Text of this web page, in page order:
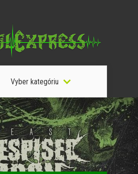
Vyber kategóriu